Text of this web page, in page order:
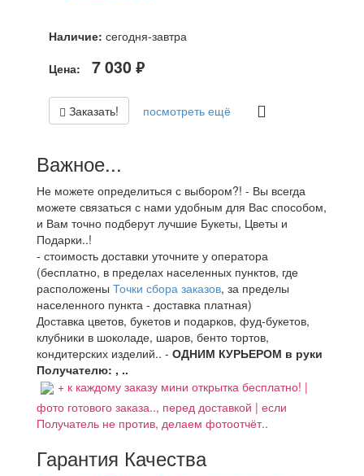
Наличие: сегодня-завтра
Цена:
7 030 руб.
Заказать! посмотреть ещё
Важное...
Не можете определиться с выбором?! - Вы всегда
можете связаться с нами удобным для Вас способом,
и Вам точно подберут лучшие Букеты, Цветы и
Подарки..!
- стоимость доставки уточните у оператора
(бесплатно, в пределах населенных пунктов, где
расположены Точки сбора заказов, за пределы
населенного пункта - доставка платная)
Доставка цветов, букетов и подарков, фуд-букетов,
клубники в шоколаде, шаров, бенто тортов,
кондитерских изделий.. - ОДНИМ КУРЬЕРОМ в руки
Получателю: , ..
+ к каждому заказу мини открытка бесплатно! |
фото готового заказа.., перед доставкой | если
Получатель не против, делаем фотоотчёт..
Гарантия Качества